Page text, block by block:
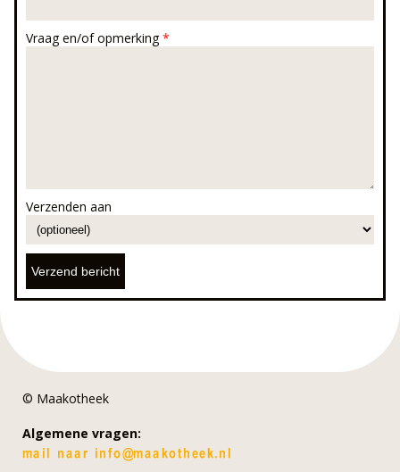
Vraag en/of opmerking*
Verzenden aan
© Maakotheek
Algemene vragen: